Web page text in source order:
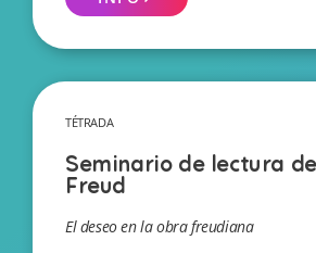
TÉTRADA
Seminario de lectura
Freud
El deseo en la obra freudiana